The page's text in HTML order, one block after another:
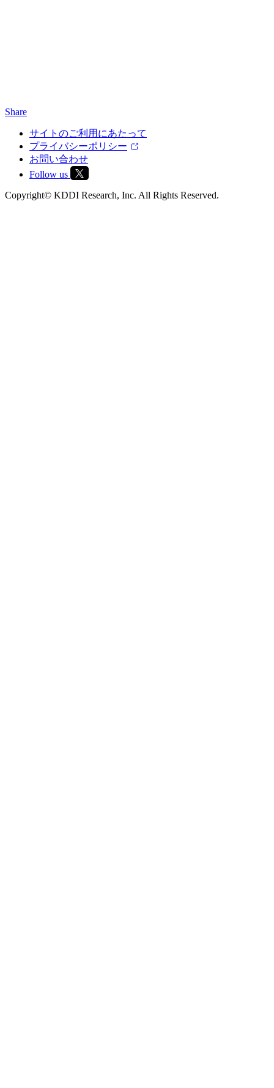
Share
サイトのご利用にあたって
プライバシーポリシー
お問い合わせ
Follow us
Copyright© KDDI Research, Inc. All Rights Reserved.